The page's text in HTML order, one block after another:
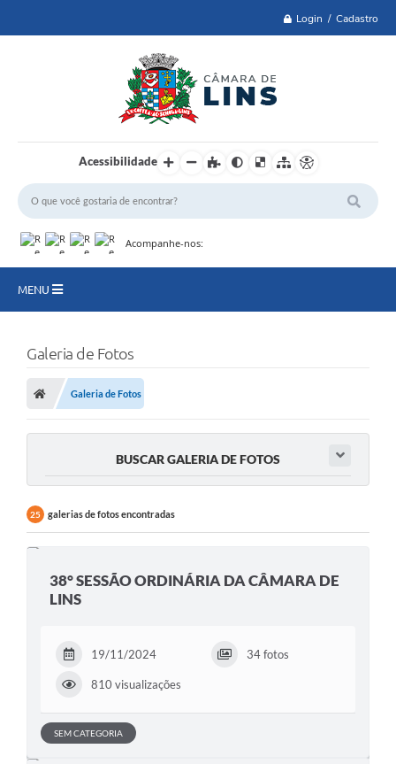
Login / Cadastro
Acessibilidade
Acompanhe-nos:
MENU
PRINCIPAL
A Nossa Cidade
LEGISLAÇÃO
EDITAIS/LICITAÇÕES
OUVIDORIA
CONTATO
Relatório de Viagens
Holerite
Galeria de Fotos
Galeria de Fotos
BUSCAR GALERIA DE FOTOS
25 galerias de fotos encontradas
38° SESSÃO ORDINÁRIA DA CÂMARA DE
LINS
19/11/2024 34 fotos
810 visualizações
SEM CATEGORIA